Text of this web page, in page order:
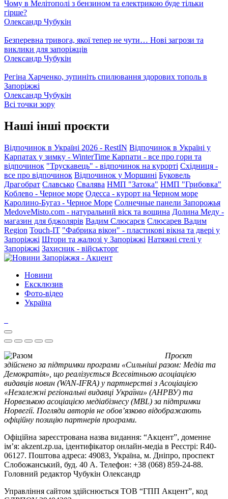
Чому в Мелітополі з бензином та електрикою буде тільки
гірше?
Олександр Чубукін
Безперевна тривога, якої тепер не чути… Нові загрози та
виклики для запоріжців
Олександр Чубукін
Регіна Харченко, зупиніть спилювання здорових тополь в
Запоріжжі
Олександр Чубукін
Всі точки зору
Наші інші проєкти
Відпочинок в Україні 2026 - RestIN Відпочинок в Україні у
Карпатах у зимку - WinterTime Карпати - все про гори та
відпочинок "Трускавець" - відпочинок на курорті Східниця -
все про відпочинок Відпочинок у Моршині Буковель
Драгобрат Славсько Свалява НМП "Затока" НМП "Грибовка"
Коблево - Черное море Одесса - курорт на Черном море
Каролино-Бугаз - Черное Море Солнечные панели Запорожья
MedoveMisto.com - натуральний віск та вощина Долина Меду -
магазин для бджолярів Вадим Слюсарєв Слюсарев Вадим
Region Touch-IT "Фабрика вікон" - пластикові вікна та двері у
Запоріжжі Штори та жалюзі у Запоріжжі Натяжні стелі у
Запоріжжі Захисник - військторг
Новини
Ексклюзив
Фото-відео
Україна
Проєкт
здійснено за підтримки програми «Сильніші разом: Медіа та
Демократія», що реалізується Всесвітньою асоціацією
видавців новин (WAN-IFRA) у партнерстві з Асоціацією
«Незалежні регіональні видавці України» (АНРВУ) та
Норвезькою асоціацією медіабізнесу (MBL) за підтримки
Норвегії. Погляди авторів не обов’язково відображають
офіційну позицію партнерів програми.
Офіційна зареєстрована назва видання: “Акцент”, доменне
ім’я: akzent.zp.ua, ідентифікатор онлайн-медіа в Реєстрі: R40-
06127. Поштова адреса: 49083, Україна, м. Дніпро, проспект
Слобожанський, буд. 40 А. Телефон: +38 (068) 859-24-88.
Головний редактор Чубукін Олександр
Управління сайтом здійснюється ТОВ “ГПП Акцент”, код